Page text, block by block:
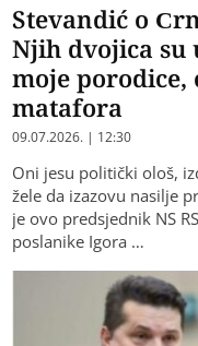
Stevandić o
Njih dvojica su
moje
matafora
09.07.2026. | 12:30
Oni jesu politički ološ,
žele da izazovu nasilje
je ovo predsjednik NS
poslanike Igora …